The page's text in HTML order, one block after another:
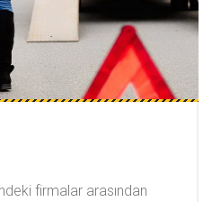
firmalar arasından